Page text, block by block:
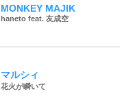
MONKEY MAJIK
haneto feat. 友成空
マルシィ
花火が瞬いて